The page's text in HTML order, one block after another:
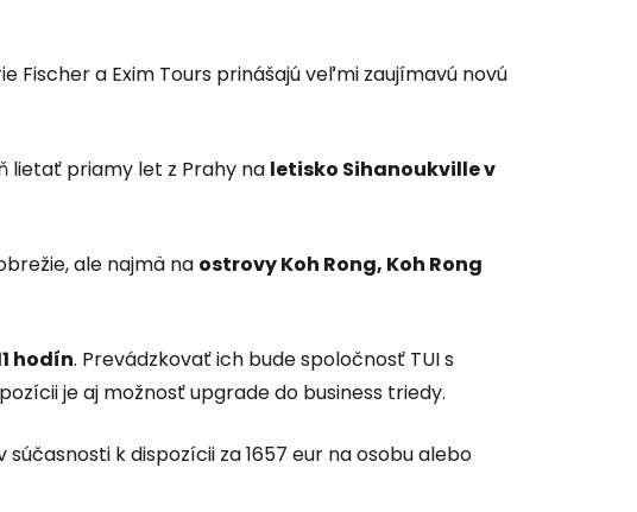
Fischer a Exim Tours prinášajú veľmi zaujímavú novú
lietať priamy let z Prahy na letisko Sihanoukville v
ale najmä na ostrovy Koh Rong, Koh Rong
hodín. Prevádzkovať ich bude spoločnosť TUI s
je aj možnosť upgrade do business triedy.
k dispozícii za 1657 eur na osobu alebo
Pokračovať so službou Google
Pokračovať na Facebooku
Pokračovať s e-mailom